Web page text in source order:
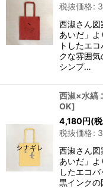
税抜価格:
西淑さん
あいだ」
トしたエ
クな雰囲気
シンプ…
西淑×水縞
OK]
4,180円(
税抜価格:
西淑さん
あいだ」
したエコ
黒インク